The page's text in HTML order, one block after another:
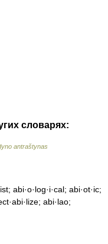
словарях:
antraštynas
abi·o·log·i·cal; abi·ot·ic;
abi·lao;